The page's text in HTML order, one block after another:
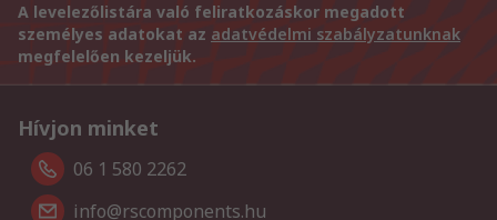
A levelezőlistára való feliratkozáskor megadott
személyes adatokat az adatvédelmi szabályzatunknak
megfelelően kezeljük.
Hívjon minket
06 1 580 2262
info@rscomponents.hu